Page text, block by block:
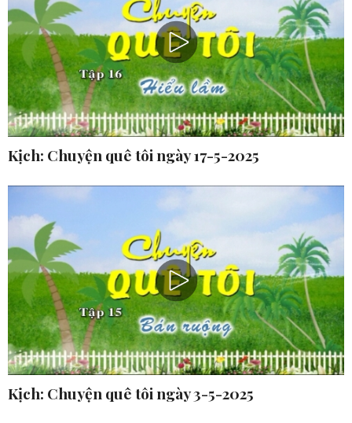
Kịch: Chuyện quê tôi ngày 17-5-2025
Kịch: Chuyện quê tôi ngày 3-5-2025